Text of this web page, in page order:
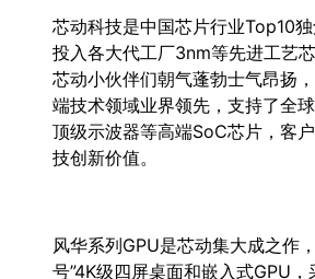
芯动科技是中国芯片行业Top10
投入各大代工厂3nm等先进工艺
芯动小伙伴们朝气蓬勃士气昂扬
端技术领域业界领先，支持了全
顶级示波器等高端SoC芯片，客
技创新价值。
风华系列GPU是芯动集大成之作
号”4K级四屏桌面和嵌入式GPU